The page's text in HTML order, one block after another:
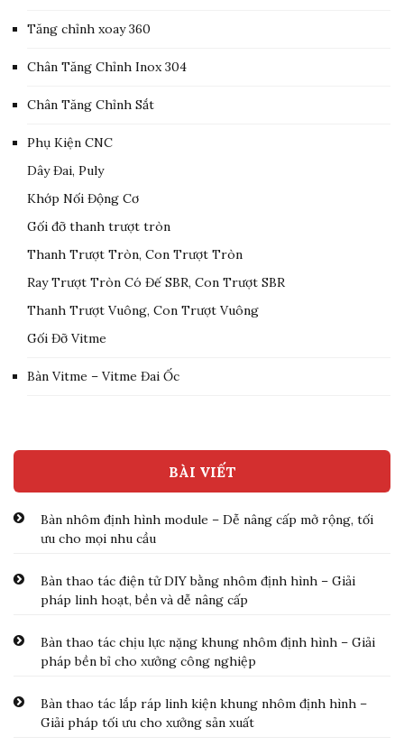
Tăng chỉnh xoay 360
Chân Tăng Chỉnh Inox 304
Chân Tăng Chỉnh Sắt
Phụ Kiện CNC
Dây Đai, Puly
Khớp Nối Động Cơ
Gối đỡ thanh trượt tròn
Thanh Trượt Tròn, Con Trượt Tròn
Ray Trượt Tròn Có Đế SBR, Con Trượt SBR
Thanh Trượt Vuông, Con Trượt Vuông
Gối Đỡ Vitme
Bàn Vitme – Vitme Đai Ốc
BÀI VIẾT
Bàn nhôm định hình module – Dễ nâng cấp mở rộng, tối
ưu cho mọi nhu cầu
Bàn thao tác điện tử DIY bằng nhôm định hình – Giải
pháp linh hoạt, bền và dễ nâng cấp
Bàn thao tác chịu lực nặng khung nhôm định hình – Giải
pháp bền bỉ cho xưởng công nghiệp
Bàn thao tác lắp ráp linh kiện khung nhôm định hình –
Giải pháp tối ưu cho xưởng sản xuất